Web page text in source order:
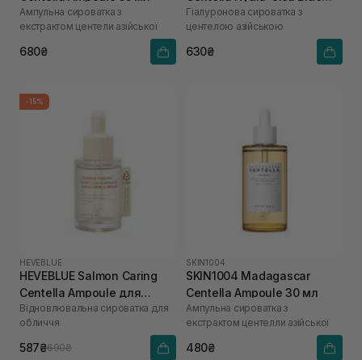
Ампульна сироватка з
екстрактом центели азійської
680₴
Serum 30 мл
Гіалуронова сироватка з
центелою азійською
630₴
-15%
HEVEBLUE
HEVEBLUE Salmon Caring
Centella Ampoule для
зволоження та зміцнення
бар'єру 30 мл
Відновлювальна сироватка для
обличчя
587₴690₴
SKIN1004
SKIN1004 Madagascar
Centella Ampoule 30 мл
Ампульна сироватка з
екстрактом центелли азійської
480₴